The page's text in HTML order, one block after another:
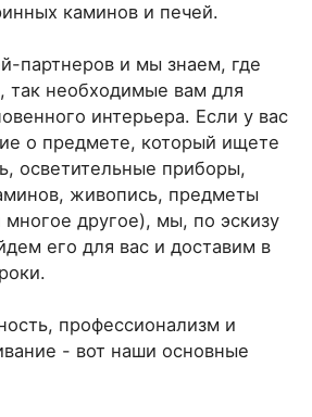
каминов и печей.
партнеров и мы знаем, где
так необходимые вам для
интерьера. Если у вас
о предмете, который ищете
осветительные приборы,
живопись, предметы
многое другое), мы, по эскизу
его для вас и доставим в
профессионализм и
- вот наши основные